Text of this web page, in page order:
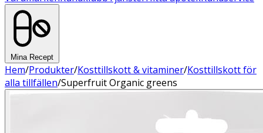
Mina Recept
Hem/Produkter/Kosttillskott & vitaminer/Kosttillskott för
alla tillfällen/Superfruit Organic greens